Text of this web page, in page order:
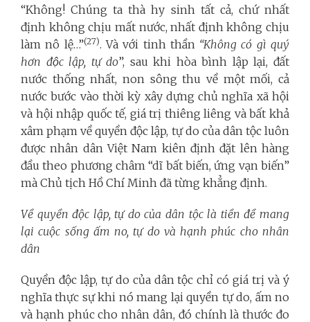
“Không! Chúng ta thà hy sinh tất cả, chứ nhất
định không chịu mất nước, nhất định không chịu
làm nô lệ…”(27). Và với tinh thần “Không có gì quý
hơn độc lập, tự do”, sau khi hòa bình lập lại, đất
nước thống nhất, non sông thu về một mối, cả
nước bước vào thời kỳ xây dựng chủ nghĩa xã hội
và hội nhập quốc tế, giá trị thiêng liêng và bất khả
xâm phạm về quyền độc lập, tự do của dân tộc luôn
được nhân dân Việt Nam kiên định đặt lên hàng
đầu theo phương châm “dĩ bất biến, ứng vạn biến”
mà Chủ tịch Hồ Chí Minh đã từng khẳng định.
Về quyền độc lập, tự do của dân tộc là tiền đề mang
lại cuộc sống ấm no, tự do và hạnh phúc cho nhân
dân
Quyền độc lập, tự do của dân tộc chỉ có giá trị và ý
nghĩa thực sự khi nó mang lại quyền tự do, ấm no
và hạnh phúc cho nhân dân, đó chính là thước đo